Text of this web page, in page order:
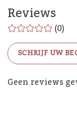
Reviews
(0)
SCHRIJF UW
Geen reviews
De